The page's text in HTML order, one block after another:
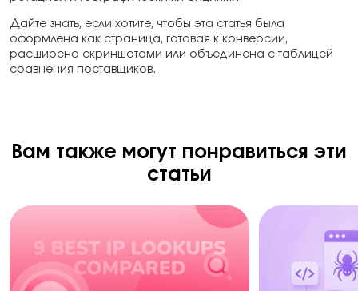
Дайте знать, если хотите, чтобы эта статья была
оформлена как страница, готовая к конверсии,
расширена скриншотами или объединена с таблицей
сравнения поставщиков.
Вам также могут понравиться эти
статьи